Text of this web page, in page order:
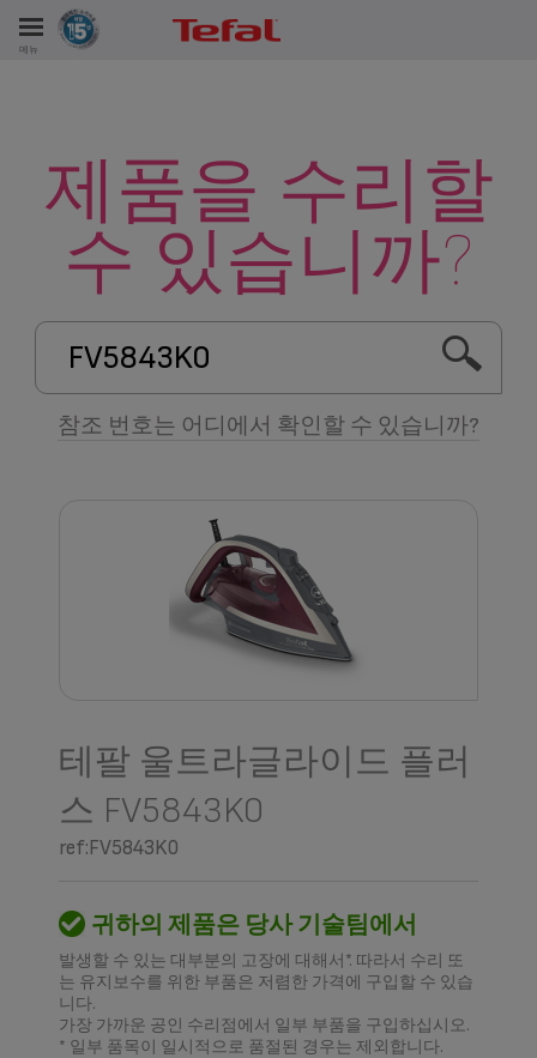
테팔은 최대 10년까지 제품 수리를 약속합니다.
메뉴
제품을 수리할
수 있습니까?
참조 번호는 어디에서 확인할 수 있습니까?
테팔 울트라글라이드 플러
스 FV5843K0
ref:FV5843K0
귀하의 제품은 당사 기술팀에서
발생할 수 있는 대부분의 고장에 대해서*. 따라서 수리 또
는 유지보수를 위한 부품은 저렴한 가격에 구입할 수 있습
니다.
가장 가까운 공인 수리점에서 일부 부품을 구입하십시오.
* 일부 품목이 일시적으로 품절된 경우는 제외합니다.